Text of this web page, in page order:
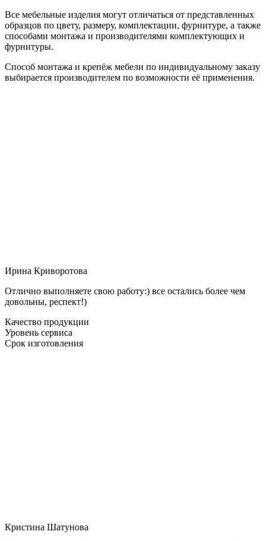
Все мебельные изделия могут отличаться от представленных
образцов по цвету, размеру, комплектации, фурнитуре, а также
способами монтажа и производителями комплектующих и
фурнитуры.
Способ монтажа и крепёж мебели по индивидуальному заказу
выбирается производителем по возможности её применения.
Ирина Криворотова
Отлично выполняете свою работу:) все остались более чем
довольны, респект!)
Качество продукции
Уровень сервиса
Срок изготовления
Кристина Шатунова